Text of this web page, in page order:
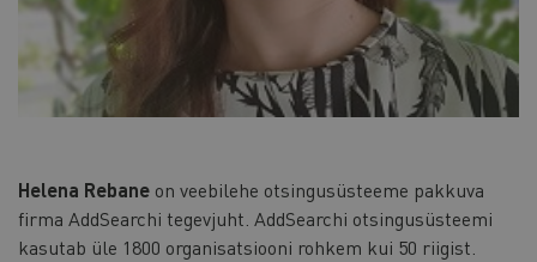
Helena Rebane on veebilehe otsingusüsteeme pakkuva
firma AddSearchi tegevjuht. AddSearchi otsingusüsteemi
kasutab üle 1800 organisatsiooni rohkem kui 50 riigist.